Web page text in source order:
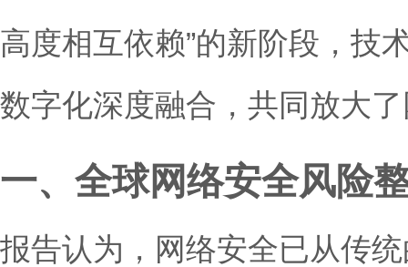
高度相互依赖”的新阶段，技
数字化深度融合，共同放大
一、全球网络安全风险
报告认为，网络安全已从传